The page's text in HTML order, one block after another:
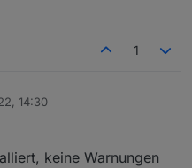
1
14:30
keine Warnungen